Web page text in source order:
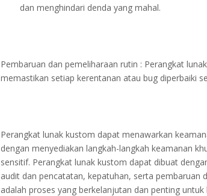
dan menghindari denda yang mahal.
Pembaruan dan pemeliharaan rutin : Perangkat
memastikan setiap kerentanan atau bug diperbaiki
Perangkat lunak kustom dapat menawarkan
dengan menyediakan langkah-langkah keamanan
sensitif. Perangkat lunak kustom dapat dibuat
audit dan pencatatan, kepatuhan, serta pembaruan
adalah proses yang berkelanjutan dan penting